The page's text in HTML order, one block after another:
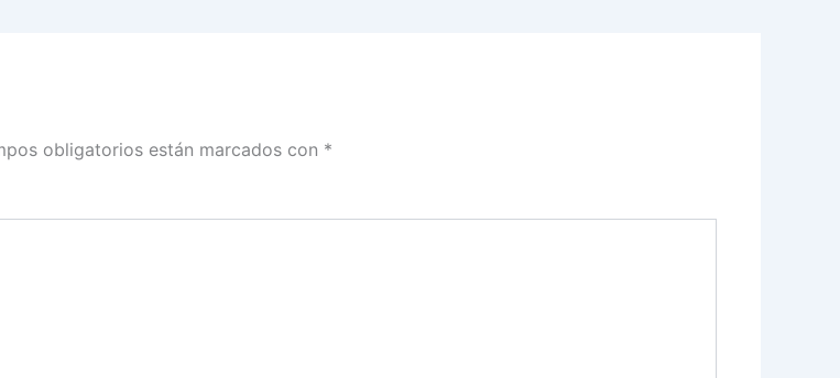
obligatorios están marcados con *